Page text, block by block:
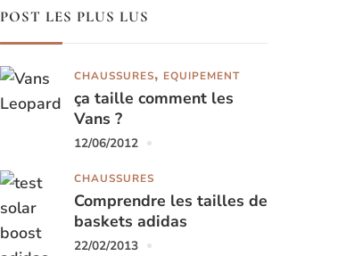
POST LES PLUS LUS
CHAUSSURES EQUIPEMENT
ça taille comment les
Vans ?
12/06/2012
CHAUSSURES
Comprendre les tailles de
baskets adidas
22/02/2013